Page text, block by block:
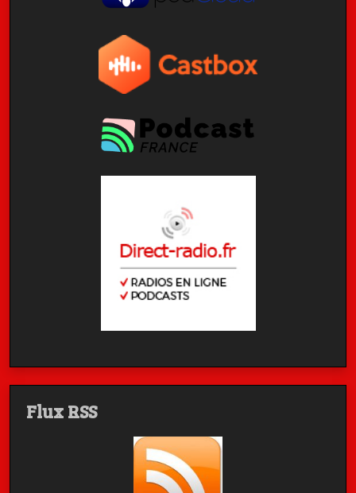
Flux RSS